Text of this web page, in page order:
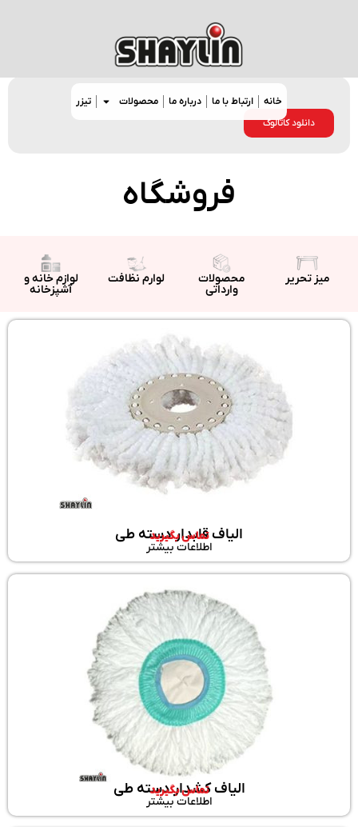
دانلود کاتالوگ
خانه ارتباط با ما درباره ما محصولات تیزر
فروشگاه
میز تحریر محصولات
وارداتی
لوارم نظافت لوازم خانه و
آشپزخانه
الیاف قابدار دسته طی
تماس بگیرید
اطلاعات بیشتر
الیاف کشدار دسته طی
تماس بگیرید
اطلاعات بیشتر